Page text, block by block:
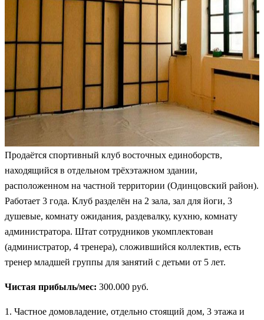
Продаётся спортивный клуб восточных единоборств,
находящийся в отдельном трёхэтажном здании,
расположенном на частной территории (Одинцовский район).
Работает 3 года. Клуб разделён на 2 зала, зал для йоги, 3
душевые, комнату ожидания, раздевалку, кухню, комнату
администратора. Штат сотрудников укомплектован
(администратор, 4 тренера), сложившийся коллектив, есть
тренер младшей группы для занятий с детьми от 5 лет.
Чистая прибыль/мес: 300.000 руб.
1. Частное домовладение, отдельно стоящий дом, 3 этажа и